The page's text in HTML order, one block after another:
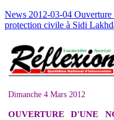
News 2012-03-04 Ouverture
protection civile à Sidi
Dimanche 4 Mars 2012
OUVERTURE D'UNE